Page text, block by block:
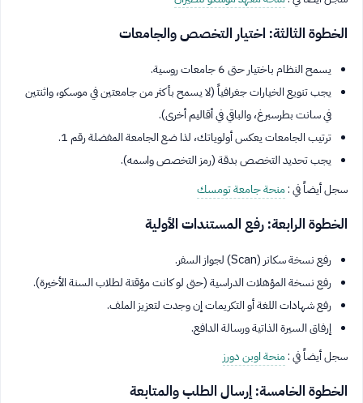
الخطوة الثالثة: اختيار التخصص والجامعات
يسمح النظام باختيار حتى 6 جامعات روسية.
يجب تنويع الخيارات جغرافياً (لا يسمح بأكثر من جامعتين في موسكو، واثنتين
في سانت بطرسبرغ، والباقي في أقاليم أخرى).
ترتيب الجامعات يعكس أولوياتك، لذا ضع الجامعة المفضلة رقم 1.
يجب تحديد التخصص بدقة (رمز التخصص واسمه).
سجل أيضاً في :منحة جامعة تومسك
الخطوة الرابعة: رفع المستندات الأولية
رفع نسخة سكانر (Scan) لجواز السفر.
رفع نسخة المؤهلات الدراسية (حتى لو كانت مؤقتة لطلاب السنة الأخيرة).
رفع شهادات اللغة أو التكريمات إن وجدت لتعزيز الملف.
إرفاق السيرة الذاتية ورسالة الدافع.
سجل أيضاً في :منحة اوبن دورز
الخطوة الخامسة: إرسال الطلب والمتابعة